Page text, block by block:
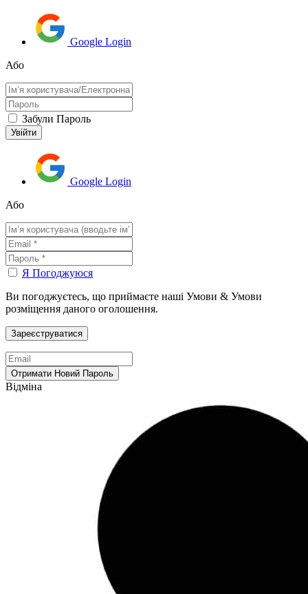
Google Login
Або
Забули Пароль
Google Login
Або
Я Погоджуюся
Ви погоджуєтесь, що приймаєте наші Умови & Умови
розміщення даного оголошення.
Відміна